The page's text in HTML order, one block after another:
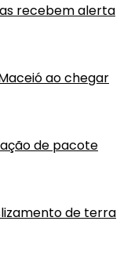
recebem alerta
ao chegar
de pacote
de terra